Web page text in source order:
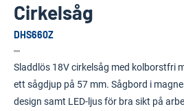
Cirkelsåg
DHS660Z
Sladdlös 18V cirkelsåg med kolborstfri
ett sågdjup på 57 mm. Sågbord i
design samt LED-ljus för bra sikt på